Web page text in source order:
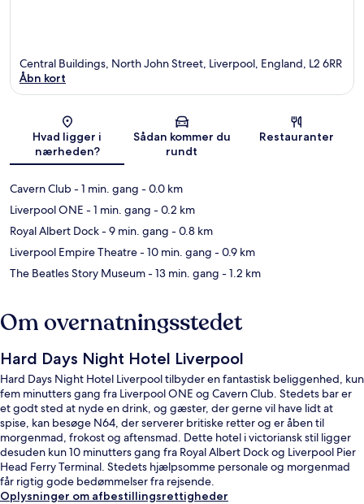
Kort
Central Buildings, North John Street, Liverpool, England, L2 6RR
Åbn kort
Hvad ligger i
nærheden?
Sådan kommer du
rundt
Restauranter
Cavern Club- 1 min. gang - 0.0 km
Liverpool ONE - 1 min. gang - 0.2 km
Royal Albert Dock- 9 min. gang - 0.8 km
Liverpool Empire Theatre- 10 min. gang - 0.9 km
The Beatles Story Museum- 13 min. gang - 1.2 km
Om overnatningsstedet
Hard Days Night Hotel Liverpool
Hard Days Night Hotel Liverpool tilbyder en fantastisk beliggenhed, kun
fem minutters gang fra Liverpool ONE og Cavern Club. Stedets bar er
et godt sted at nyde en drink, og gæster, der gerne vil have lidt at
spise, kan besøge N64, der serverer britiske retter og er åben til
morgenmad, frokost og aftensmad. Dette hotel i victoriansk stil ligger
desuden kun 10 minutters gang fra Royal Albert Dock og Liverpool Pier
Head Ferry Terminal. Stedets hjælpsomme personale og morgenmad
får rigtig gode bedømmelser fra rejsende.
Oplysninger om afbestillingsrettigheder